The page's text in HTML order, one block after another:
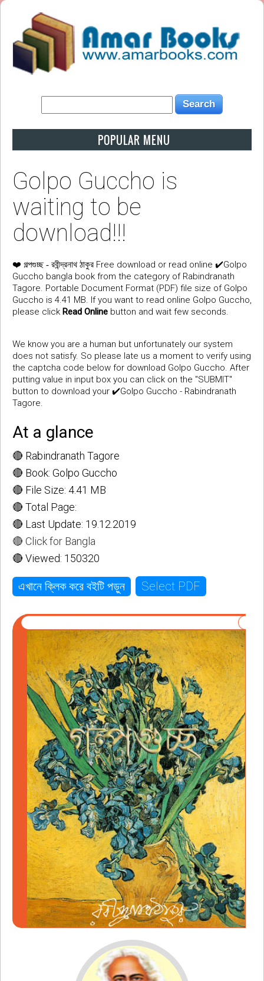
POPULAR MENU
Golpo Guccho is
waiting to be
download!!!
❤️ গল্পগুচ্ছ - রবীন্দ্রনাথ ঠাকুর Free download or read online ✔️Golpo
Guccho bangla book from the category of Rabindranath
Tagore. Portable Document Format (PDF) file size of Golpo
Guccho is 4.41 MB. If you want to read online Golpo Guccho,
please click Read Online button and wait few seconds.
We know you are a human but unfortunately our system
does not satisfy. So please late us a moment to verify using
the captcha code below for download Golpo Guccho. After
putting value in input box you can click on the "SUBMIT"
button to download your ✔️Golpo Guccho - Rabindranath
Tagore.
At a glance
🔴 Rabindranath Tagore
🔴 Book: Golpo Guccho
🔴 File Size: 4.41 MB
🔴 Total Page:
🔴 Last Update: 19.12.2019
🔴 Click for Bangla
🔴 Viewed: 150320
এখানে ক্লিক করে বইটি পড়ুন Select PDF